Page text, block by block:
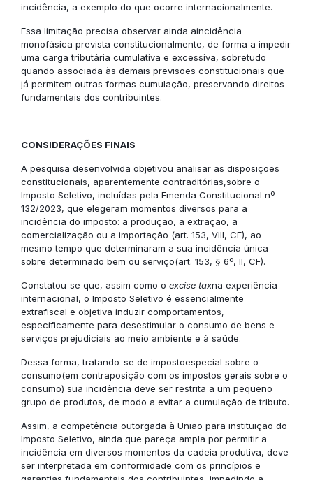
incidência, a exemplo do que ocorre internacionalmente.
Essa limitação precisa observar ainda aincidência
monofásica prevista constitucionalmente, de forma a impedir
uma carga tributária cumulativa e excessiva, sobretudo
quando associada às demais previsões constitucionais que
já permitem outras formas cumulação, preservando direitos
fundamentais dos contribuintes.
CONSIDERAÇÕES FINAIS
A pesquisa desenvolvida objetivou analisar as disposições
constitucionais, aparentemente contraditórias,sobre o
Imposto Seletivo, incluídas pela Emenda Constitucional nº
132/2023, que elegeram momentos diversos para a
incidência do imposto: a produção, a extração, a
comercialização ou a importação (art. 153, VIII, CF), ao
mesmo tempo que determinaram a sua incidência única
sobre determinado bem ou serviço(art. 153, § 6º, II, CF).
Constatou-se que, assim como o excise taxna experiência
internacional, o Imposto Seletivo é essencialmente
extrafiscal e objetiva induzir comportamentos,
especificamente para desestimular o consumo de bens e
serviços prejudiciais ao meio ambiente e à saúde.
Dessa forma, tratando-se de impostoespecial sobre o
consumo(em contraposição com os impostos gerais sobre o
consumo) sua incidência deve ser restrita a um pequeno
grupo de produtos, de modo a evitar a cumulação de tributo.
Assim, a competência outorgada à União para instituição do
Imposto Seletivo, ainda que pareça ampla por permitir a
incidência em diversos momentos da cadeia produtiva, deve
ser interpretada em conformidade com os princípios e